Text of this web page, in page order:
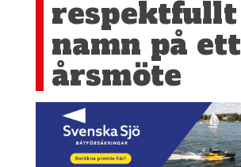
respektfullt
namn på ett
årsmöte